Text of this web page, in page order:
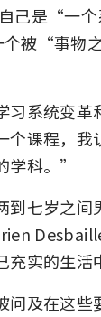
己是“一
被“事物
习系统变
个课程，我
学科。”
到七岁之间
实的生活
问及在这些